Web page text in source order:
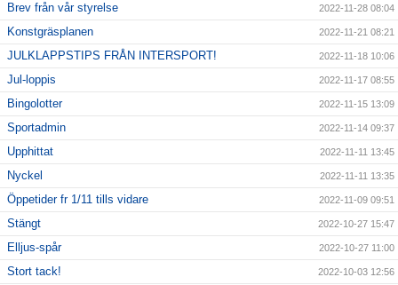
Brev från vår styrelse 2022-11-28 08:04
Konstgräsplanen 2022-11-21 08:21
JULKLAPPSTIPS FRÅN INTERSPORT! 2022-11-18 10:06
Jul-loppis 2022-11-17 08:55
Bingolotter 2022-11-15 13:09
Sportadmin 2022-11-14 09:37
Upphittat 2022-11-11 13:45
Nyckel 2022-11-11 13:35
Öppetider fr 1/11 tills vidare 2022-11-09 09:51
Stängt 2022-10-27 15:47
Elljus-spår 2022-10-27 11:00
Stort tack! 2022-10-03 12:56